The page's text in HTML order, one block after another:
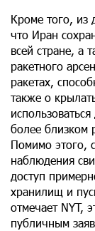
Кроме того, из
что Иран
всей стране, а
ракетного
ракетах,
также о
более близком
Помимо этого,
наблюдения
доступ
хранилищ и
отмечает NYT,
публичным